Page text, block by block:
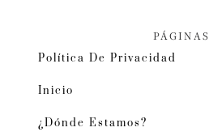
PÁGINAS
Política De Privacidad
Inicio
¿Dónde Estamos?